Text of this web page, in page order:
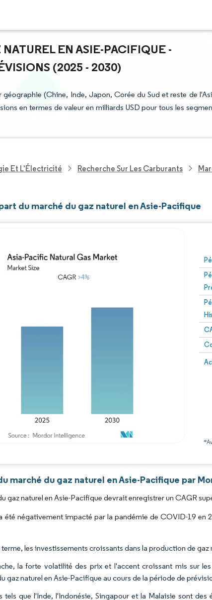
EN ASIE-PACIFIQUE -
(2025 - 2030)
(Chine, Inde, Japon, Corée du Sud et reste de
en termes de valeur en milliards USD pour tous les
Et L'Électricité Recherche Sur Les Carburants
du marché du gaz naturel en Asie-Pacifique
marché du gaz naturel en Asie-Pacifique par
gaz naturel en Asie-Pacifique devrait enregistrer un CAGR
été négativement impacté par la pandémie de COVID-19 en
les investissements croissants dans la production de
la forte volatilité des prix et l'accent croissant mis sur
gaz naturel en Asie-Pacifique au cours de la période de
tels que l'Inde, l'Indonésie, Singapour et la Malaisie sont